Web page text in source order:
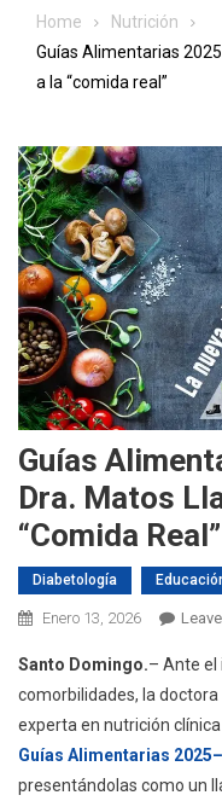
Home
Nutrición
Guías Alimentarias
a la “comida real”
Guías
Dra. Matos
“comida Real”
Diabetología
Enero 13, 2026
Santo Domingo.– Ante el
comorbilidades, la doctora
experta en nutrición
Guías Alimentarias
presentándolas como un